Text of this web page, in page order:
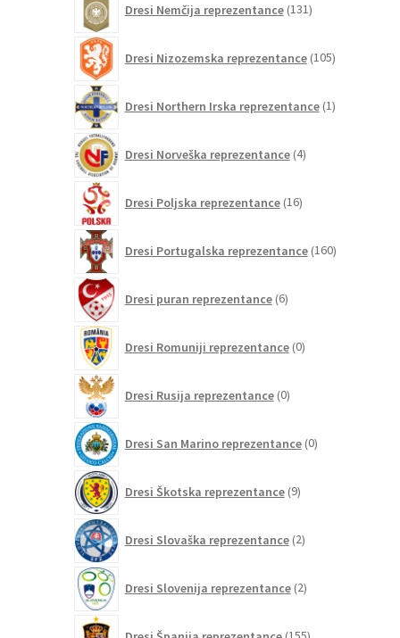
Dresi Nemčija reprezentance 131izdelkov
Dresi Nizozemska reprezentance 105izdelkov
Dresi Northern Irska reprezentance 1izdelek
Dresi Norveška reprezentance 4izdelki
Dresi Poljska reprezentance 16izdelkov
Dresi Portugalska reprezentance 160izdelkov
Dresi puran reprezentance 6izdelkov
Dresi Romuniji reprezentance 0izdelkov
Dresi Rusija reprezentance 0izdelkov
Dresi San Marino reprezentance 0izdelkov
Dresi Škotska reprezentance 9izdelkov
Dresi Slovaška reprezentance 2izdelka
Dresi Slovenija reprezentance 2izdelka